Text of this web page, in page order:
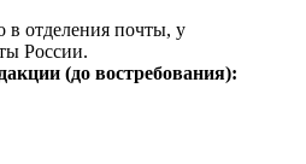
отделения почты, у
России.
(до востребования):